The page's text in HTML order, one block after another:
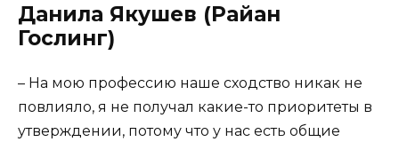
Данила Якушев (Райан
Гослинг)
– На мою профессию наше сходство никак не
повлияло, я не получал какие-то приоритеты в
утверждении, потому что у нас есть общие